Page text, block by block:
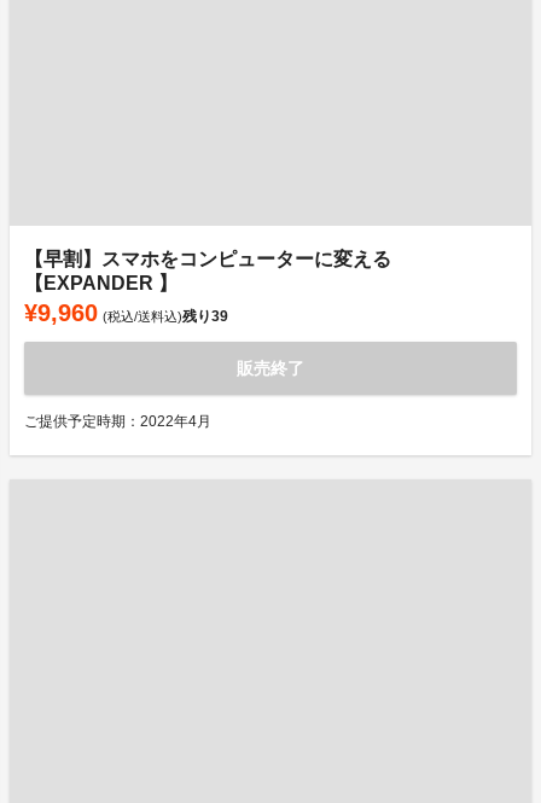
【早割】スマホをコンピューターに変える
【EXPANDER 】
¥9,960 (税込/送料込)残り39
販売終了
ご提供予定時期：2022年4月